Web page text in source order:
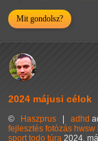
Mit gondolsz?
2024 májusi célok
© Haszprus | adhd
fejlesztés fotózás hwsw
sport todo túra 2024.